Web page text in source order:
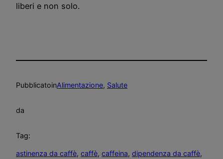
liberi e non solo.
PubblicatoinAlimentazione, Salute
da
Tag:
astinenza da caffè, caffè, caffeina, dipendenza da caffè